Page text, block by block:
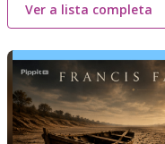
Ver a lista completa